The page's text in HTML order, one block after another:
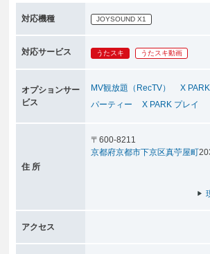
対応機種 JOYSOUND X1
対応サービス うたスキ うたスキ動画
オプションサー
ビス
MV観放題（RecTV） X
パーティー
X PARK プレイ
住 所
〒600-8211
京都府京都市下京区真苧屋町
アクセス